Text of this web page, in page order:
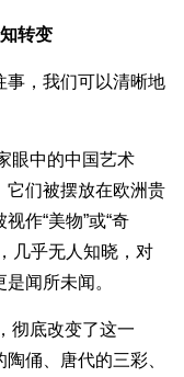
转变
，我们可以清晰地
中的中国艺术
它们被摆放在欧洲贵
作“美物”或“奇
几乎无人知晓，对
闻所未闻。
底改变了这一
俑、唐代的三彩、